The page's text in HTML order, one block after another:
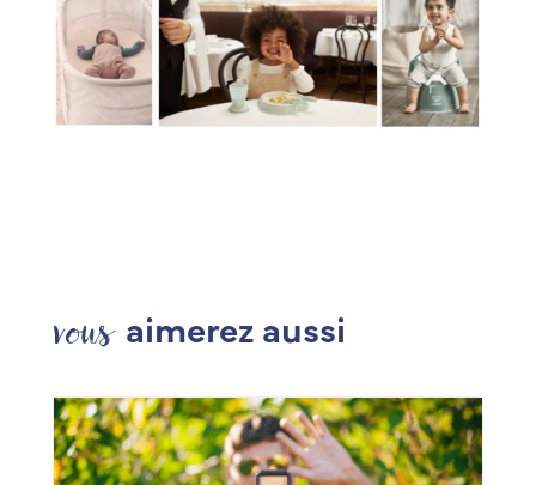
vous aimerez aussi